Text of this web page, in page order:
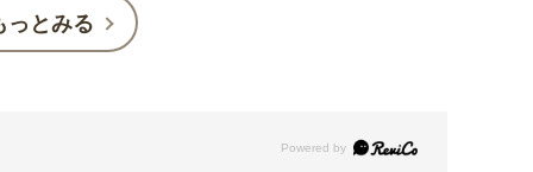
っとみる